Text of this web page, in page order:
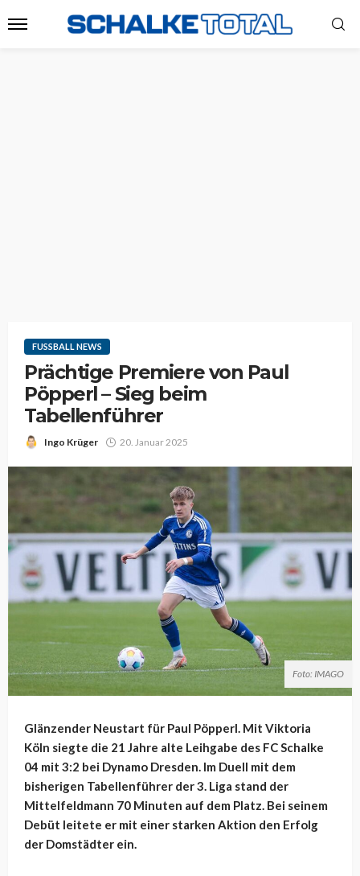
FUSSBALL NEWS
Prächtige Premiere von Paul
Pöpperl – Sieg beim
Tabellenführer
Ingo Krüger 20. Januar 2025
Foto: IMAGO
Glänzender Neustart für Paul Pöpperl. Mit Viktoria
Köln siegte die 21 Jahre alte Leihgabe des FC Schalke
04 mit 3:2 bei Dynamo Dresden. Im Duell mit dem
bisherigen Tabellenführer der 3. Liga stand der
Mittelfeldmann 70 Minuten auf dem Platz. Bei seinem
Debüt leitete er mit einer starken Aktion den Erfolg
der Domstädter ein.